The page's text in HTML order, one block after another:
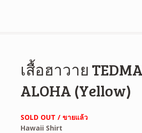
เสื้อฮาวาย
ALOHA (Yellow)
SOLD OUT / ขายแล้ว
Hawaii Shirt